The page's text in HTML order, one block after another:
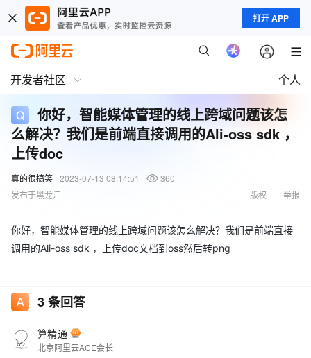
打开 APP
开发者社区 个人
你好，智能媒体管理的线上跨域问题该怎
么解决？我们是前端直接调用的Ali-oss sdk ，
上传doc
真的很搞笑 2023-07-13 08:14:51
360
发布于黑龙江
举报
版权
你好，智能媒体管理的线上跨域问题该怎么解决？我们是前端直接
调用的Ali-oss sdk ，上传doc文档到oss然后转png
3条回答
算精通
北京阿里云ACE会长